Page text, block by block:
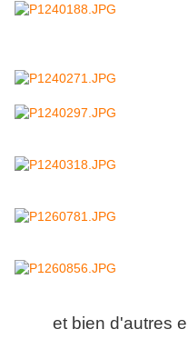
et bien d'autres